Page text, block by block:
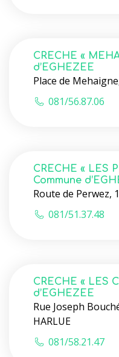
CRECHE «
d’EGHEZEE
Place de
081/56.87.06
CRECHE « LES
Commune
Route de Perwez,
081/51.37.48
CRECHE « LES
d’EGHEZEE
Rue Joseph
HARLUE
081/58.21.47